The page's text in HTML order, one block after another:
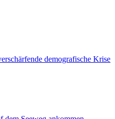
demografische Krise